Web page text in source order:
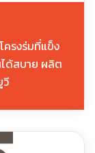
ครงร่มที่แข็ง
ด้สบาย ผลิต
วี